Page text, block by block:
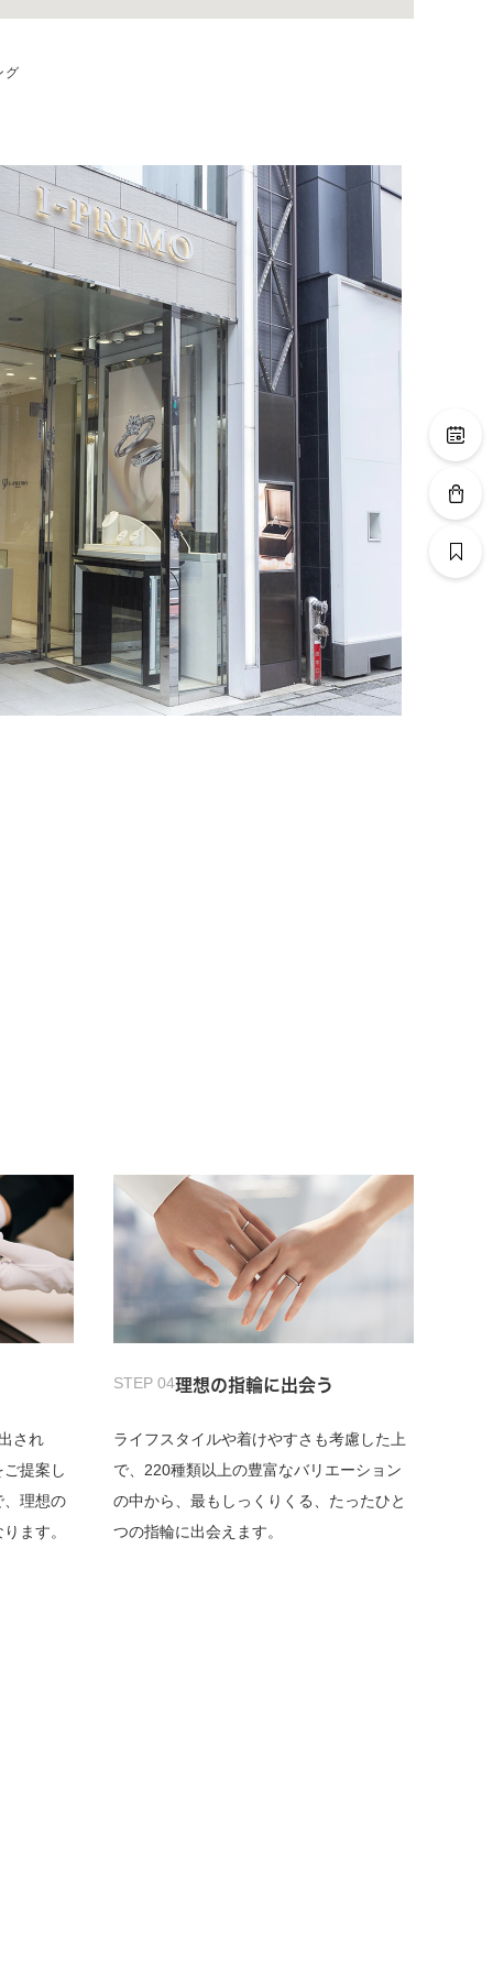
グ
ライダルリング専門店。 広々とした店内ではゆ
され
提案し
、理想の
ます。
STEP 04理想の指輪に出会う
ライフスタイルや着けやすさも考慮した上
で、220種類以上の豊富なバリエーション
の中から、最もしっくりくる、たったひと
つの指輪に出会えます。